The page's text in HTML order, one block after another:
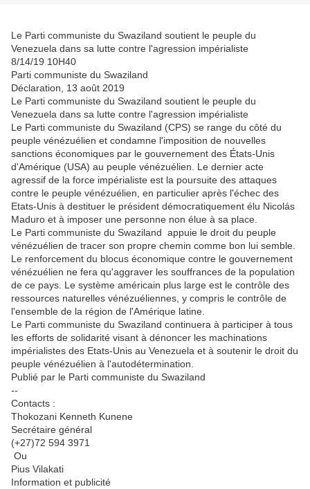
Le Parti communiste du Swaziland soutient le peuple du
Venezuela dans sa lutte contre l'agression impérialiste
8/14/19 10H40
Parti communiste du Swaziland
Déclaration, 13 août 2019
Le Parti communiste du Swaziland soutient le peuple du
Venezuela dans sa lutte contre l'agression impérialiste
Le Parti communiste du Swaziland (CPS) se range du côté du
peuple vénézuélien et condamne l'imposition de nouvelles
sanctions économiques par le gouvernement des États-Unis
d'Amérique (USA) au peuple vénézuélien. Le dernier acte
agressif de la force impérialiste est la poursuite des attaques
contre le peuple vénézuélien, en particulier après l'échec des
Etats-Unis à destituer le président démocratiquement élu Nicolás
Maduro et à imposer une personne non élue à sa place.
Le Parti communiste du Swaziland appuie le droit du peuple
vénézuélien de tracer son propre chemin comme bon lui semble.
Le renforcement du blocus économique contre le gouvernement
vénézuélien ne fera qu'aggraver les souffrances de la population
de ce pays. Le système américain plus large est le contrôle des
ressources naturelles vénézuéliennes, y compris le contrôle de
l'ensemble de la région de l'Amérique latine.
Le Parti communiste du Swaziland continuera à participer à tous
les efforts de solidarité visant à dénoncer les machinations
impérialistes des Etats-Unis au Venezuela et à soutenir le droit du
peuple vénézuélien à l'autodétermination.
Publié par le Parti communiste du Swaziland
--
Contacts :
Thokozani Kenneth Kunene
Secrétaire général
(+27)72 594 3971
Ou
Pius Vilakati
Information et publicité